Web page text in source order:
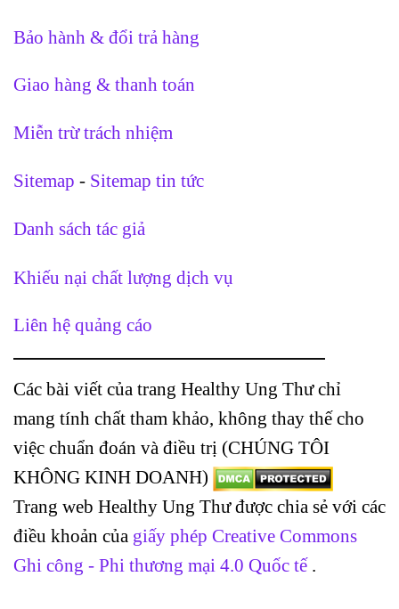
Bảo hành & đổi trả hàng
Giao hàng & thanh toán
Miễn trừ trách nhiệm
Sitemap - Sitemap tin tức
Danh sách tác giả
Khiếu nại chất lượng dịch vụ
Liên hệ quảng cáo
Các bài viết của trang Healthy Ung Thư chỉ
mang tính chất tham khảo, không thay thế cho
việc chuẩn đoán và điều trị (CHÚNG TÔI
KHÔNG KINH DOANH)
Trang web Healthy Ung Thư được chia sẻ với các
điều khoản của giấy phép Creative Commons
Ghi công - Phi thương mại 4.0 Quốc tế .